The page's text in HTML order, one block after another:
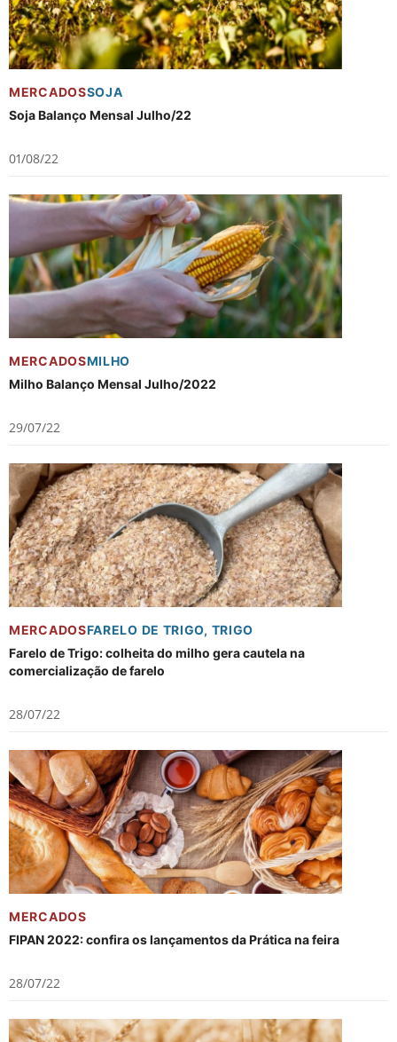
MERCADOSSOJA
Soja Balanço Mensal Julho/22
01/08/22
MERCADOSMILHO
Milho Balanço Mensal Julho/2022
29/07/22
MERCADOSFARELO DE TRIGO, TRIGO
Farelo de Trigo: colheita do milho gera cautela na
comercialização de farelo
28/07/22
MERCADOS
FIPAN 2022: confira os lançamentos da Prática na feira
28/07/22